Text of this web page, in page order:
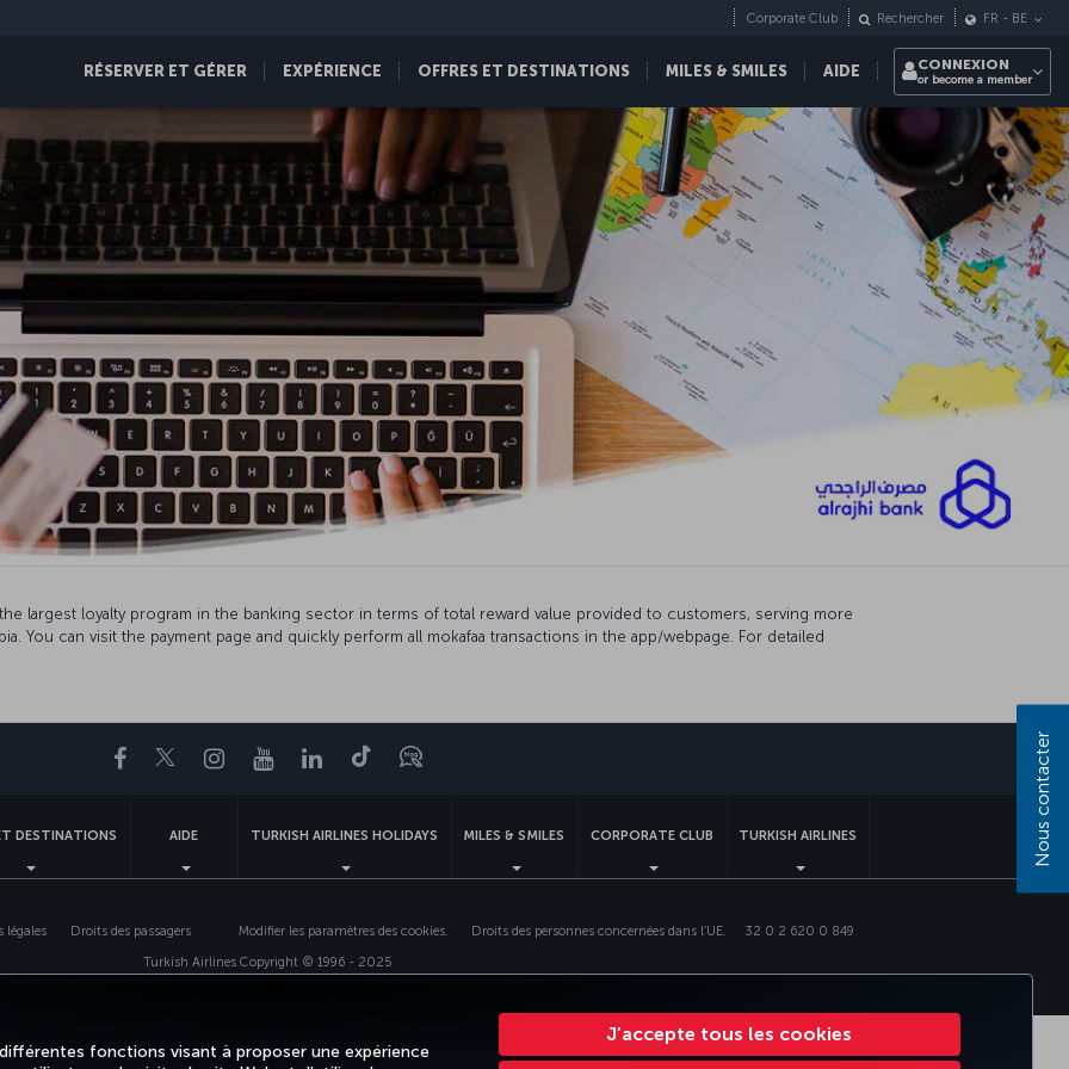
fonctions visant à proposer une expérience
J’accepte tous les cookies
RÉSERVER ET GÉRER EXPÉRIENCE OFFRES ET DESTINATIONS MILES & SMILES AIDE
Corporate Club Rechercher FR - BE
CONNEXION
or become a member
the largest loyalty program in the banking sector in terms of total reward value provided to customers, serving more
You can visit the payment page and quickly perform all mokafaa transactions in the app/webpage. For detailed
Facebook
TwitterInstagram
YouTubeLinkedIn
TiktokBlog
DESTINATIONS AIDE TURKISH AIRLINES HOLIDAYS MILES & SMILES CORPORATE CLUB TURKISH AIRLINES
légales Droits des passagers Modifier les paramètres des cookies. Droits des personnes concernées dans l’UE.
32 0 2 620 0 849
Turkish Airlines Copyright © 1996 - 2025
Nous contacter